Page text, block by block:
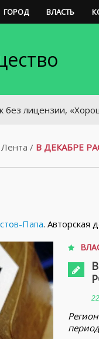
ГОРОД ВЛАСТЬ
«Хороший
Лента / В ДЕКАБРЕ
Папа. Авторская
период